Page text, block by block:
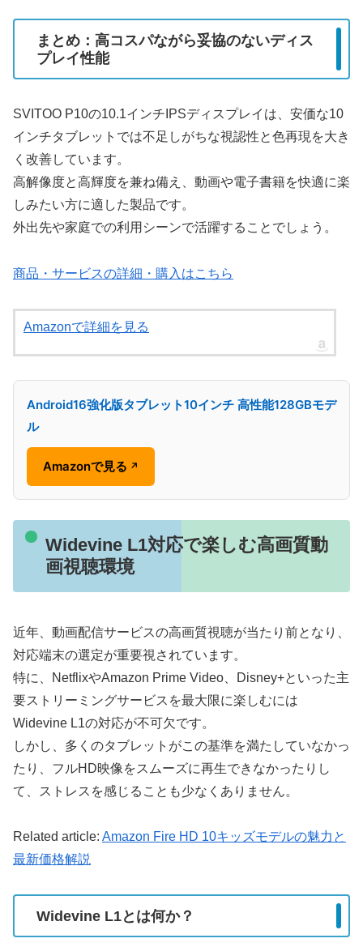
まとめ：高コスパながら妥協のないディス
プレイ性能
SVITOO P10の10.1インチIPSディスプレイは、安価な10
インチタブレットでは不足しがちな視認性と色再現を大き
く改善しています。
高解像度と高輝度を兼ね備え、動画や電子書籍を快適に楽
しみたい方に適した製品です。
外出先や家庭での利用シーンで活躍することでしょう。
商品・サービスの詳細・購入はこちら
Amazonで詳細を見る
Android16強化版タブレット10インチ 高性能128GBモデ
ル
Amazonで見る ↗
Widevine L1対応で楽しむ高画質動
画視聴環境
近年、動画配信サービスの高画質視聴が当たり前となり、
対応端末の選定が重要視されています。
特に、NetflixやAmazon Prime Video、Disney+といった主
要ストリーミングサービスを最大限に楽しむには
Widevine L1の対応が不可欠です。
しかし、多くのタブレットがこの基準を満たしていなかっ
たり、フルHD映像をスムーズに再生できなかったりし
て、ストレスを感じることも少なくありません。
Related article: Amazon Fire HD 10キッズモデルの魅力と
最新価格解説
Widevine L1とは何か？